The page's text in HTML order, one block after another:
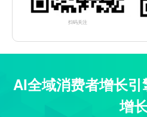
扫码关注
AI全域消费者增长引
增